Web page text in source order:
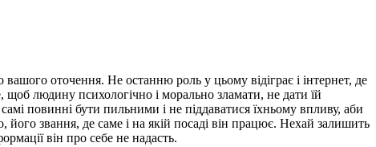
оточення. Не останню роль у цьому відіграє і інтернет, де
людину психологічно і морально зламати, не дати їй
повинні бути пильними і не піддаватися їхньому впливу, аби
його звання, де саме і на якій посаді він працює. Нехай залишить
він про себе не надасть.